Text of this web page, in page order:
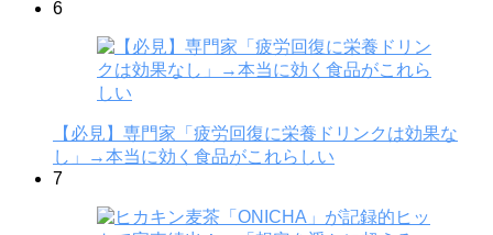
6
【必見】専門家「疲労回復に栄養ドリンクは効果な
し」→本当に効く食品がこれらしい
7